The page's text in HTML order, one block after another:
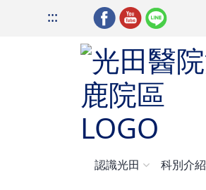
:::
認識光田 科別介紹